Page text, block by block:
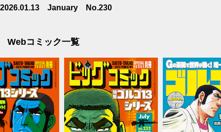
2026.01.13 January No.230
Webコミック一覧